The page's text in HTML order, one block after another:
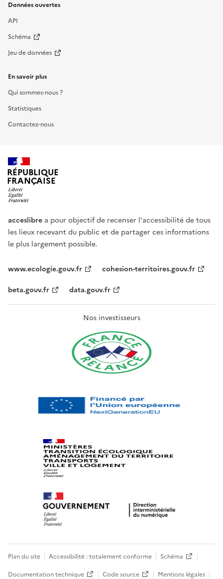
Données ouvertes
API
Schéma
Jeu de données
En savoir plus
Qui sommes-nous ?
Statistiques
Contactez-nous
RÉPUBLIQUE
FRANÇAISE
acceslibre a pour objectif de recenser l'accessibilité de tous
les lieux recevant du public et de partager ces informations
le plus largement possible.
www.ecologie.gouv.fr
cohesion-territoires.gouv.fr
beta.gouv.fr
data.gouv.fr
Nos investisseurs
Plan du site Accessibilité : totalement conforme
Schéma
Documentation technique
Code source Mentions légales